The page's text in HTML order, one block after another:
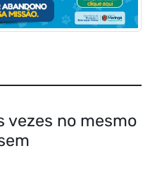
vezes no mesmo